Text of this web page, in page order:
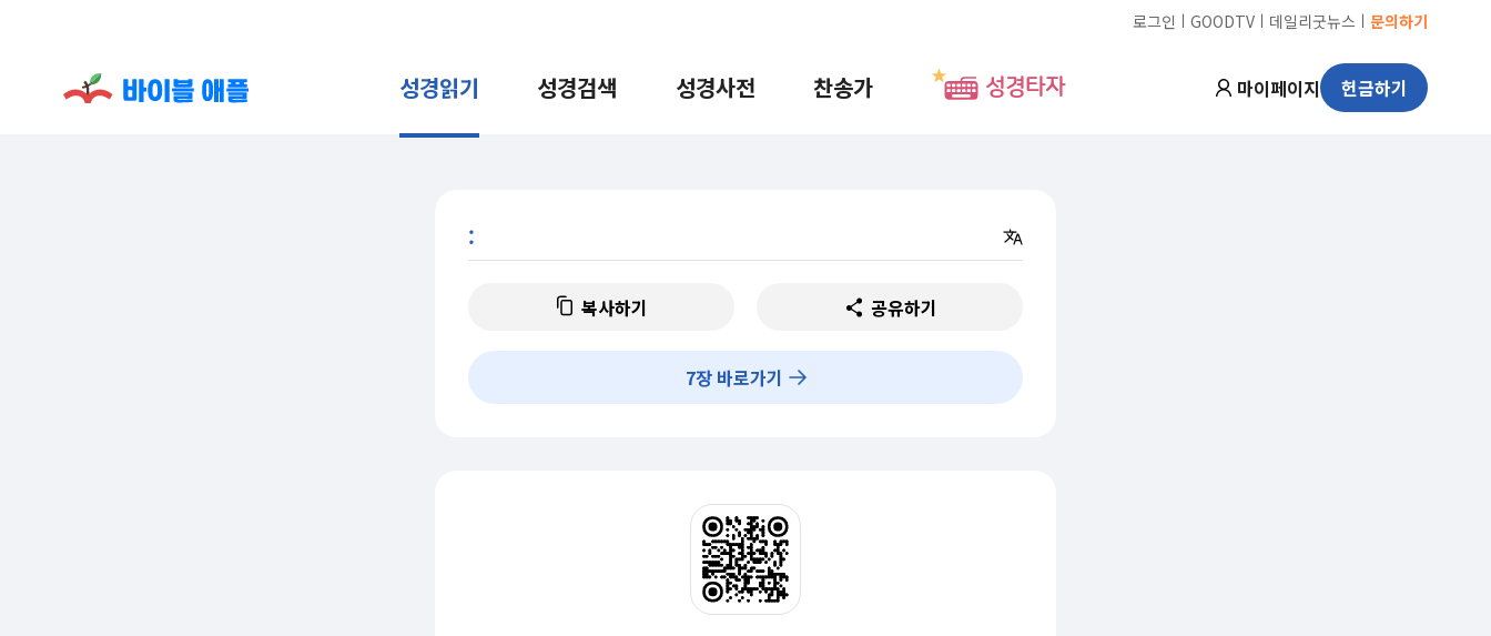
로그인 ㅣ GOODTV ㅣ 데일리굿뉴스 ㅣ 문의하기
성경읽기 성경검색 성경사전 찬송가 성경타자 마이페이지 헌금하기
:
복사하기 공유하기
7장 바로가기